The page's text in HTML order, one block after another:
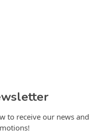
to receive our news and